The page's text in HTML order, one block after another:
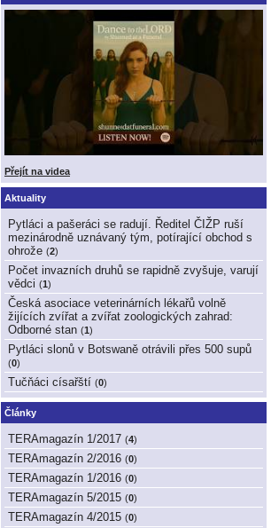
Přejít na videa
Aktuality
Pytláci a pašeráci se radují. Ředitel ČIŽP ruší
mezinárodně uznávaný tým, potírající obchod s
ohrože (2)
Počet invazních druhů se rapidně zvyšuje, varují
vědci (1)
Česká asociace veterinárních lékařů volně
žijících zvířat a zvířat zoologických zahrad:
Odborné stan (1)
Pytláci slonů v Botswaně otrávili přes 500 supů
(0)
Tučňáci císařští (0)
Články
TERAmagazín 1/2017 (4)
TERAmagazín 2/2016 (0)
TERAmagazín 1/2016 (0)
TERAmagazín 5/2015 (0)
TERAmagazín 4/2015 (0)